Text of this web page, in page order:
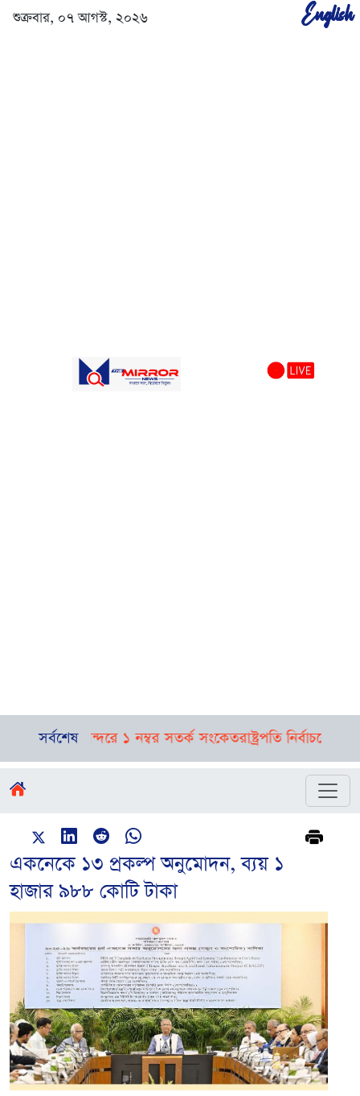
শুক্রবার, ০৭ আগস্ট, ২০২৬ English
সর্বশেষ
নদীবন্দরে ১ নম্বর সতর্ক সংকেতরাষ্ট্রপতি নির্বাচনের
একনেকে ১৩ প্রকল্প অনুমোদন, ব্যয় ১
হাজার ৯৮৮ কোটি টাকা